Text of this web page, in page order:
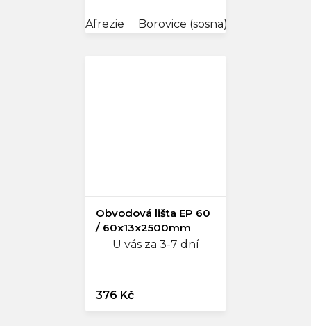
Afrezie Borovice (sosna) bílá
Obvodová lišta EP 60
/ 60x13x2500mm
U vás za 3-7 dní
376 Kč